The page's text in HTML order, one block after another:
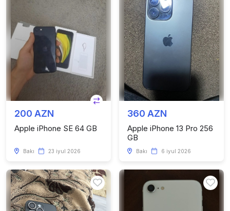
200 AZN
Apple iPhone SE 64 GB
Bakı 23 iyul 2026
360 AZN
Apple iPhone 13 Pro 256
GB
Bakı 6 iyul 2026